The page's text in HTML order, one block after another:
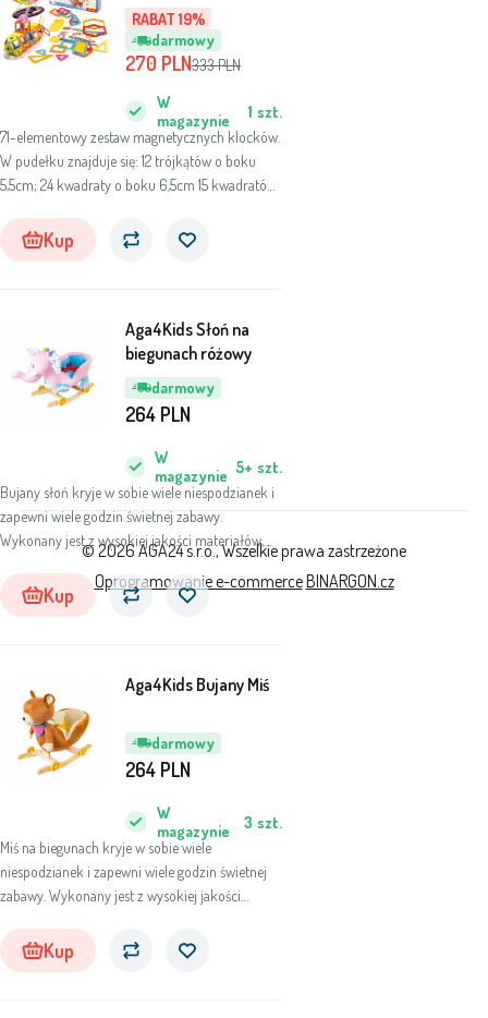
RABAT 19%
darmowy
MAGNET 71SZT
71-elementowy zestaw magnetycznych klocków.
W pudełku znajduje się: 12 trójkątów o boku
5,5cm; 24 kwadraty o boku 6,5cm 15 kwadratów
trójkątów równoramiennych; 2 pary kół; stelarz
diabelskiego młynu (8 el.).
W
magazynie
1 szt.
270 PLN333PLN
Kup
darmowy
Aga4Kids Słoń na
biegunach różowy
Bujany słoń kryje w sobie wiele niespodzianek i
zapewni wiele godzin świetnej zabawy.
Wykonany jest z wysokiej jakości materiałów,
dostosowanych do dziecka, tak aby zapewnić
mu jak najwięcej zabawy i komfortu.
W
magazynie 5+ szt.
264 PLN
Kup
darmowy
Aga4Kids Bujany Miś
Miś na biegunach kryje w sobie wiele
niespodzianek i zapewni wiele godzin świetnej
zabawy. Wykonany jest z wysokiej jakości
zapewnić mu jak najwięcej zabawy i komfortu.
W
magazynie
3 szt.
264 PLN
Kup
© 2026 AGA24 s.r.o., Wszelkie prawa zastrzeżone
Oprogramowanie e-commerceBINARGON.cz